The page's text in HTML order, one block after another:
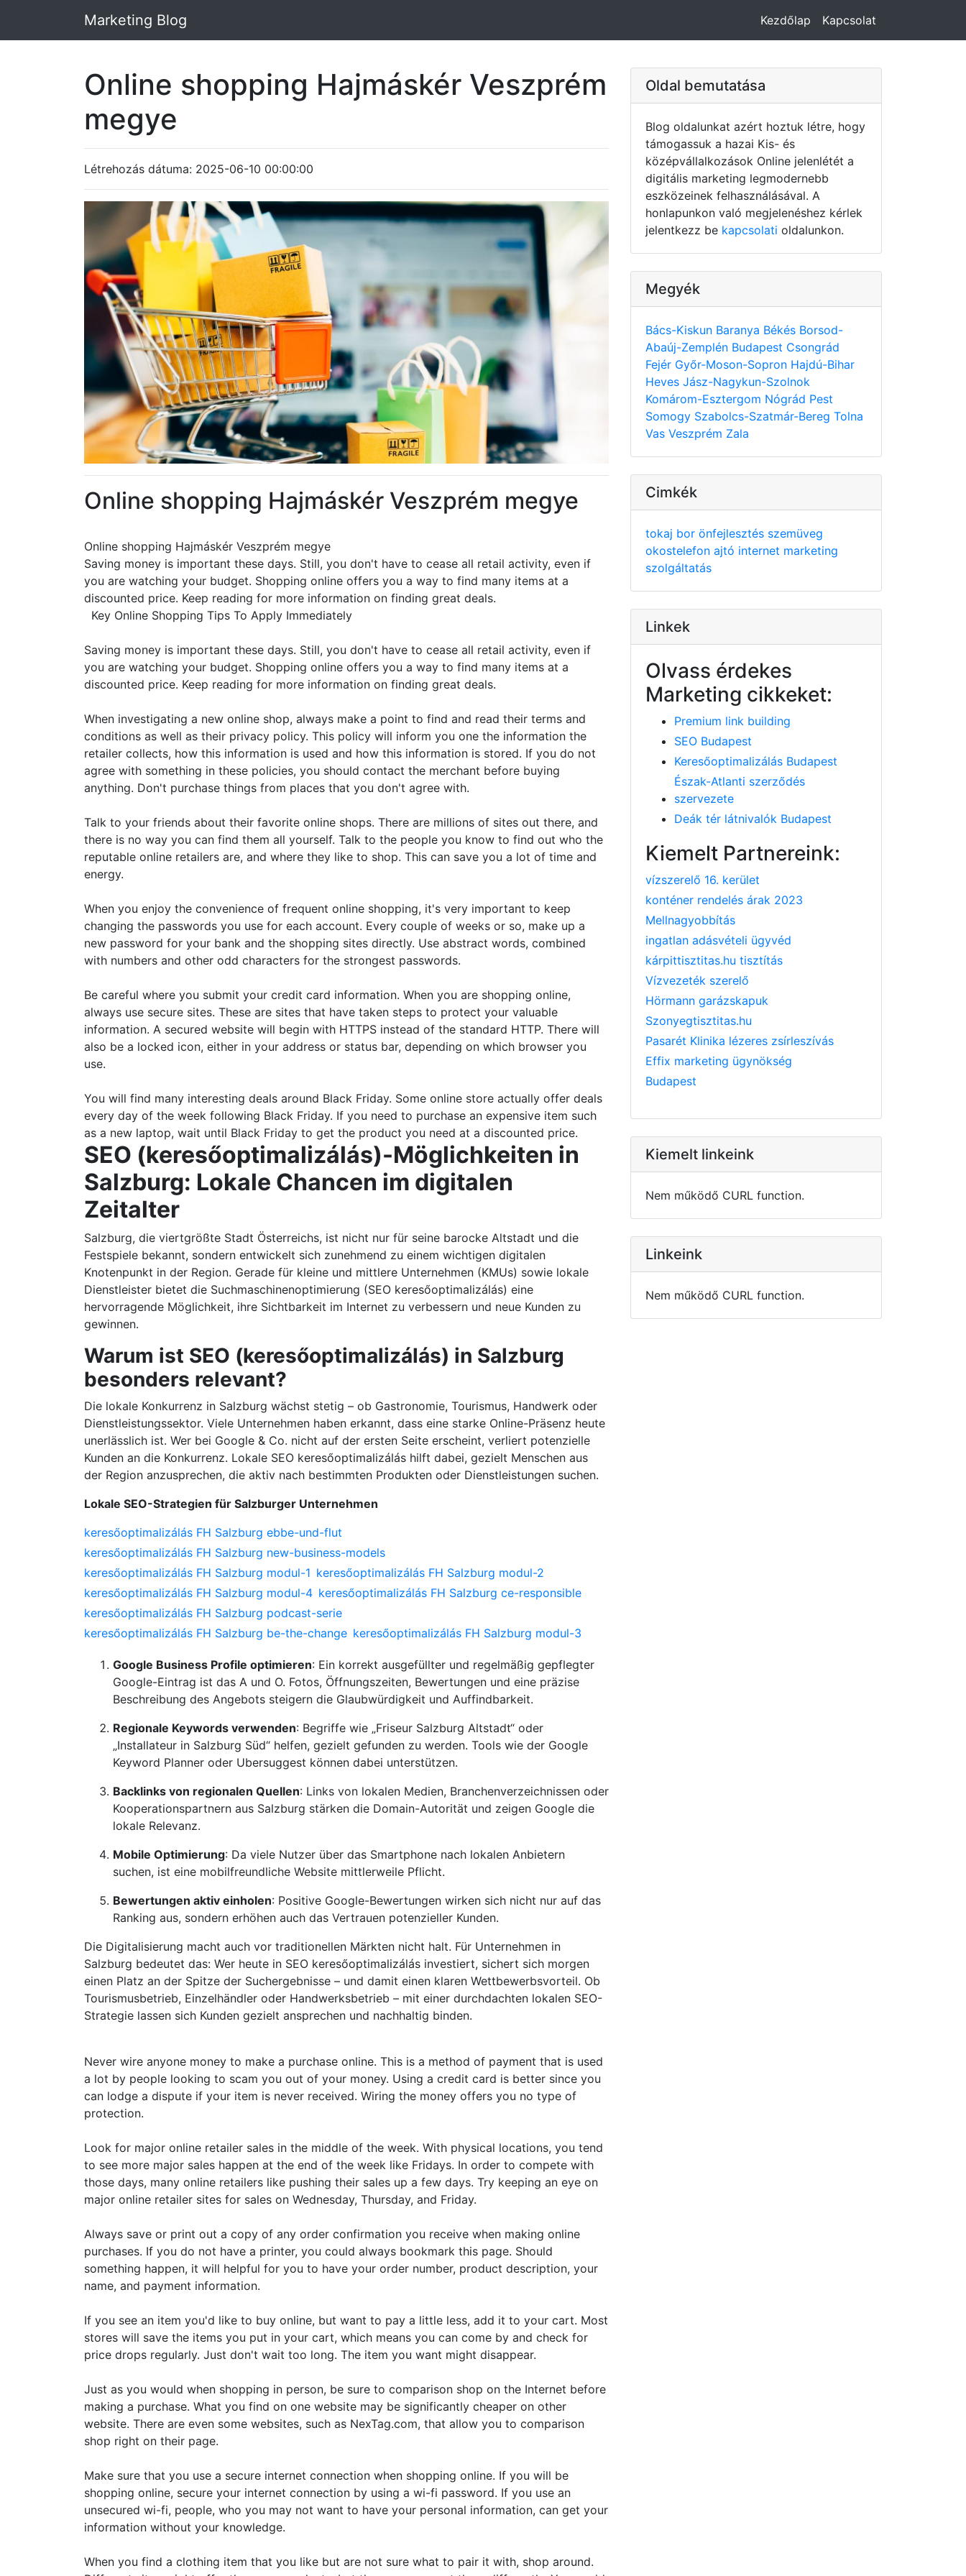
Marketing Blog Kezdőlap Kapcsolat
Online shopping Hajmáskér Veszprém
megye
Létrehozás dátuma: 2025-06-10 00:00:00
Online shopping Hajmáskér Veszprém megye
Online shopping Hajmáskér Veszprém megye
Saving money is important these days. Still, you don't have to cease all retail activity, even if
you are watching your budget. Shopping online offers you a way to find many items at a
discounted price. Keep reading for more information on finding great deals.
Key Online Shopping Tips To Apply Immediately
Saving money is important these days. Still, you don't have to cease all retail activity, even if
you are watching your budget. Shopping online offers you a way to find many items at a
discounted price. Keep reading for more information on finding great deals.
When investigating a new online shop, always make a point to find and read their terms and
conditions as well as their privacy policy. This policy will inform you one the information the
retailer collects, how this information is used and how this information is stored. If you do not
agree with something in these policies, you should contact the merchant before buying
anything. Don't purchase things from places that you don't agree with.
Talk to your friends about their favorite online shops. There are millions of sites out there, and
there is no way you can find them all yourself. Talk to the people you know to find out who the
reputable online retailers are, and where they like to shop. This can save you a lot of time and
energy.
When you enjoy the convenience of frequent online shopping, it's very important to keep
changing the passwords you use for each account. Every couple of weeks or so, make up a
new password for your bank and the shopping sites directly. Use abstract words, combined
with numbers and other odd characters for the strongest passwords.
Be careful where you submit your credit card information. When you are shopping online,
always use secure sites. These are sites that have taken steps to protect your valuable
information. A secured website will begin with HTTPS instead of the standard HTTP. There will
also be a locked icon, either in your address or status bar, depending on which browser you
use.
You will find many interesting deals around Black Friday. Some online store actually offer deals
every day of the week following Black Friday. If you need to purchase an expensive item such
as a new laptop, wait until Black Friday to get the product you need at a discounted price.
SEO (keresőoptimalizálás)-Möglichkeiten in
Salzburg: Lokale Chancen im digitalen
Zeitalter
Salzburg, die viertgrößte Stadt Österreichs, ist nicht nur für seine barocke Altstadt und die
Festspiele bekannt, sondern entwickelt sich zunehmend zu einem wichtigen digitalen
Knotenpunkt in der Region. Gerade für kleine und mittlere Unternehmen (KMUs) sowie lokale
Dienstleister bietet die Suchmaschinenoptimierung (SEO keresőoptimalizálás) eine
hervorragende Möglichkeit, ihre Sichtbarkeit im Internet zu verbessern und neue Kunden zu
gewinnen.
Warum ist SEO (keresőoptimalizálás) in Salzburg
besonders relevant?
Die lokale Konkurrenz in Salzburg wächst stetig – ob Gastronomie, Tourismus, Handwerk oder
Dienstleistungssektor. Viele Unternehmen haben erkannt, dass eine starke Online-Präsenz heute
unerlässlich ist. Wer bei Google & Co. nicht auf der ersten Seite erscheint, verliert potenzielle
Kunden an die Konkurrenz. Lokale SEO keresőoptimalizálás hilft dabei, gezielt Menschen aus
der Region anzusprechen, die aktiv nach bestimmten Produkten oder Dienstleistungen suchen.
Lokale SEO-Strategien für Salzburger Unternehmen
keresőoptimalizálás FH Salzburg ebbe-und-flut
keresőoptimalizálás FH Salzburg new-business-models
keresőoptimalizálás FH Salzburg modul-1 keresőoptimalizálás FH Salzburg modul-2
keresőoptimalizálás FH Salzburg modul-4 keresőoptimalizálás FH Salzburg ce-responsible
keresőoptimalizálás FH Salzburg podcast-serie
keresőoptimalizálás FH Salzburg be-the-change keresőoptimalizálás FH Salzburg modul-3
Google Business Profile optimieren: Ein korrekt ausgefüllter und regelmäßig gepflegter
Google-Eintrag ist das A und O. Fotos, Öffnungszeiten, Bewertungen und eine präzise
Beschreibung des Angebots steigern die Glaubwürdigkeit und Auffindbarkeit.
Regionale Keywords verwenden: Begriffe wie „Friseur Salzburg Altstadt“ oder
„Installateur in Salzburg Süd“ helfen, gezielt gefunden zu werden. Tools wie der Google
Keyword Planner oder Ubersuggest können dabei unterstützen.
Backlinks von regionalen Quellen: Links von lokalen Medien, Branchenverzeichnissen oder
Kooperationspartnern aus Salzburg stärken die Domain-Autorität und zeigen Google die
lokale Relevanz.
Mobile Optimierung: Da viele Nutzer über das Smartphone nach lokalen Anbietern
suchen, ist eine mobilfreundliche Website mittlerweile Pflicht.
Bewertungen aktiv einholen: Positive Google-Bewertungen wirken sich nicht nur auf das
Ranking aus, sondern erhöhen auch das Vertrauen potenzieller Kunden.
Die Digitalisierung macht auch vor traditionellen Märkten nicht halt. Für Unternehmen in
Salzburg bedeutet das: Wer heute in SEO keresőoptimalizálás investiert, sichert sich morgen
einen Platz an der Spitze der Suchergebnisse – und damit einen klaren Wettbewerbsvorteil. Ob
Tourismusbetrieb, Einzelhändler oder Handwerksbetrieb – mit einer durchdachten lokalen SEO-
Strategie lassen sich Kunden gezielt ansprechen und nachhaltig binden.
Never wire anyone money to make a purchase online. This is a method of payment that is used
a lot by people looking to scam you out of your money. Using a credit card is better since you
can lodge a dispute if your item is never received. Wiring the money offers you no type of
protection.
Look for major online retailer sales in the middle of the week. With physical locations, you tend
to see more major sales happen at the end of the week like Fridays. In order to compete with
those days, many online retailers like pushing their sales up a few days. Try keeping an eye on
major online retailer sites for sales on Wednesday, Thursday, and Friday.
Always save or print out a copy of any order confirmation you receive when making online
purchases. If you do not have a printer, you could always bookmark this page. Should
something happen, it will helpful for you to have your order number, product description, your
name, and payment information.
If you see an item you'd like to buy online, but want to pay a little less, add it to your cart. Most
stores will save the items you put in your cart, which means you can come by and check for
price drops regularly. Just don't wait too long. The item you want might disappear.
Just as you would when shopping in person, be sure to comparison shop on the Internet before
making a purchase. What you find on one website may be significantly cheaper on other
website. There are even some websites, such as NexTag.com, that allow you to comparison
shop right on their page.
Make sure that you use a secure internet connection when shopping online. If you will be
shopping online, secure your internet connection by using a wi-fi password. If you use an
unsecured wi-fi, people, who you may not want to have your personal information, can get your
information without your knowledge.
When you find a clothing item that you like but are not sure what to pair it with, shop around.
Oldal bemutatása
Blog oldalunkat azért hoztuk létre, hogy
támogassuk a hazai Kis- és
középvállalkozások Online jelenlétét a
digitális marketing legmodernebb
eszközeinek felhasználásával. A
honlapunkon való megjelenéshez kérlek
jelentkezz be kapcsolati oldalunkon.
Megyék
Bács-Kiskun Baranya Békés Borsod-
Abaúj-Zemplén Budapest Csongrád
Fejér Győr-Moson-Sopron Hajdú-Bihar
Heves Jász-Nagykun-Szolnok
Komárom-Esztergom Nógrád Pest
Somogy Szabolcs-Szatmár-Bereg Tolna
Vas Veszprém Zala
Cimkék
tokaj bor önfejlesztés szemüveg
okostelefon ajtó internet marketing
szolgáltatás
Linkek
Olvass érdekes
Marketing cikkeket:
Premium link building
SEO Budapest
Keresőoptimalizálás Budapest
Észak-Atlanti szerződés
szervezete
Deák tér látnivalók Budapest
Kiemelt Partnereink:
vízszerelő 16. kerület
konténer rendelés árak 2023
Mellnagyobbítás
ingatlan adásvételi ügyvéd
kárpittisztitas.hu tisztítás
Vízvezeték szerelő
Hörmann garázskapuk
Szonyegtisztitas.hu
Pasarét Klinika lézeres zsírleszívás
Effix marketing ügynökség
Budapest
Kiemelt linkeink
Nem működő CURL function.
Linkeink
Nem működő CURL function.